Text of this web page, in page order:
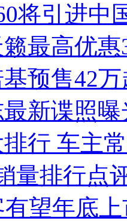
将引进中
最高优
预售42
新谍照
行 车主
量排行点
有望年底